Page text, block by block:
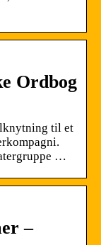
Ordbog
til et
…
–